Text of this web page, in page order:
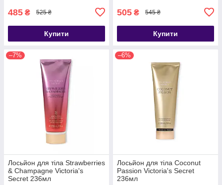
485 ₴ 525 ₴
Купити
505 ₴ 545 ₴
Купити
–7%
Лосьйон для тіла Strawberries
& Champagne Victoria's
Secret 236мл
–6%
Лосьйон для тіла Coconut
Passion Victoria's Secret
236мл